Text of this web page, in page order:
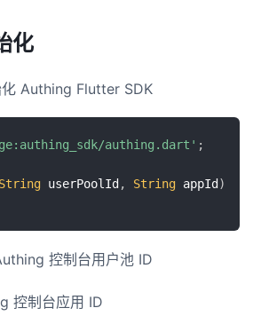
化
Authing Flutter SDK
authing.dart' ;
String userPoolId , String appId )
控制台用户池 ID
控制台应用 ID